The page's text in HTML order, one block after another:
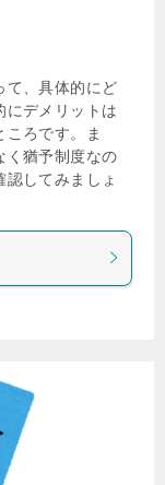
て、具体的にど
にデメリットは
ころです。ま
く猶予制度なの
してみましょ